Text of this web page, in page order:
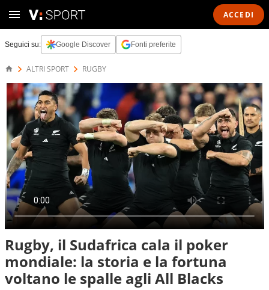
ACCEDI
Seguici su: Google Discover Fonti preferite
ALTRI SPORT RUGBY
Rugby, il Sudafrica cala il poker
mondiale: la storia e la fortuna
voltano le spalle agli All Blacks